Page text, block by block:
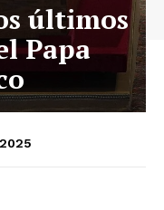
últimos
Papa